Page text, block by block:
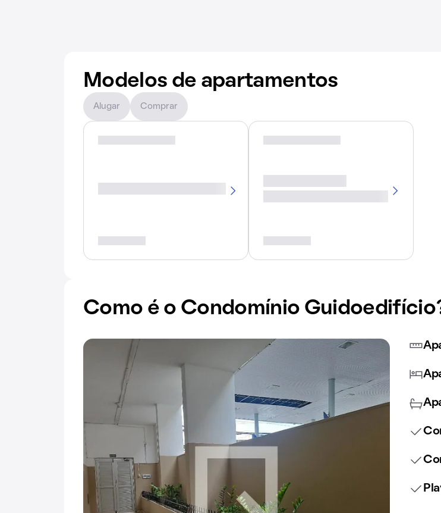
Modelos de apartamentos
Alugar Comprar
Como é o Condomínio